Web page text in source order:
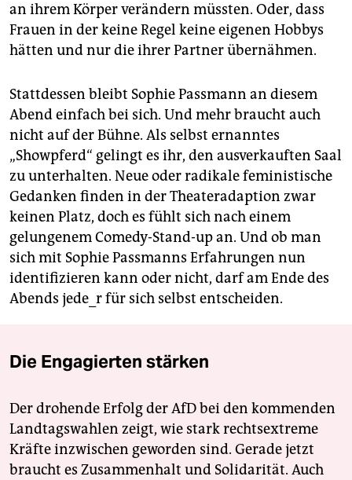
an ihrem Körper verändern müssten. Oder, dass
Frauen in der keine Regel keine eigenen Hobbys
hätten und nur die ihrer Partner übernähmen.
Stattdessen bleibt Sophie Passmann an diesem
Abend einfach bei sich. Und mehr braucht auch
nicht auf der Bühne. Als selbst ernanntes
„Showpferd“ gelingt es ihr, den ausverkauften Saal
zu unterhalten. Neue oder radikale feministische
Gedanken finden in der Theateradaption zwar
keinen Platz, doch es fühlt sich nach einem
gelungenem Comedy-Stand-up an. Und ob man
sich mit Sophie Passmanns Erfahrungen nun
identifizieren kann oder nicht, darf am Ende des
Abends jede_r für sich selbst entscheiden.
Die Engagierten stärken
Der drohende Erfolg der AfD bei den kommenden
Landtagswahlen zeigt, wie stark rechtsextreme
Kräfte inzwischen geworden sind. Gerade jetzt
braucht es Zusammenhalt und Solidarität. Auch